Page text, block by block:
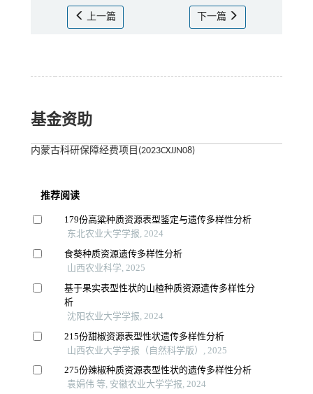
上一篇 下一篇
基金资助
内蒙古科研保障经费项目(2023CXJJN08)